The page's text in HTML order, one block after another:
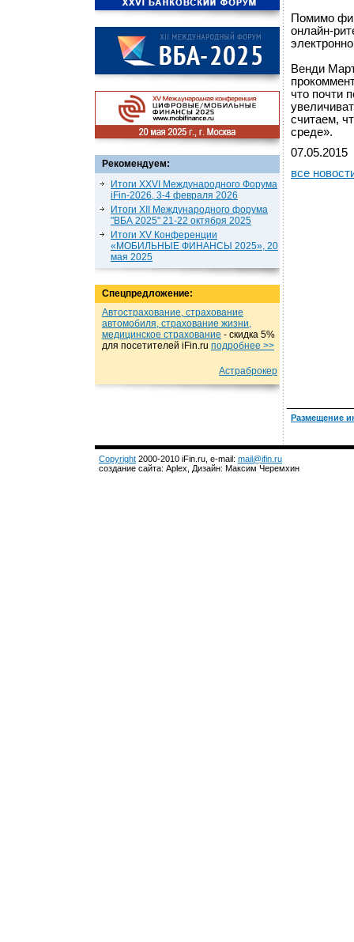
Рекомендуем:
Итоги XXVI Международного Форума
iFin-2026, 3-4 февраля 2026
Итоги XII Международного форума
"ВБА 2025" 21-22 октября 2025
Итоги XV Конференции
«МОБИЛЬНЫЕ ФИНАНСЫ 2025», 20
мая 2025
Спецпредложение:
Автострахование, страхование
автомобиля, страхование жизни,
медицинское страхование - cкидка 5%
для посетителей iFin.ru подробнеe >>
Астраброкер
Помимо
онлайн-
Венди
что почти
считаем,
среде».
07.05.2015
все
Размещение
Copyright 2000-2010 iFin.ru, e-mail: mail@ifin.ru
создание сайта: Aplex, Дизайн: Максим Черемхин